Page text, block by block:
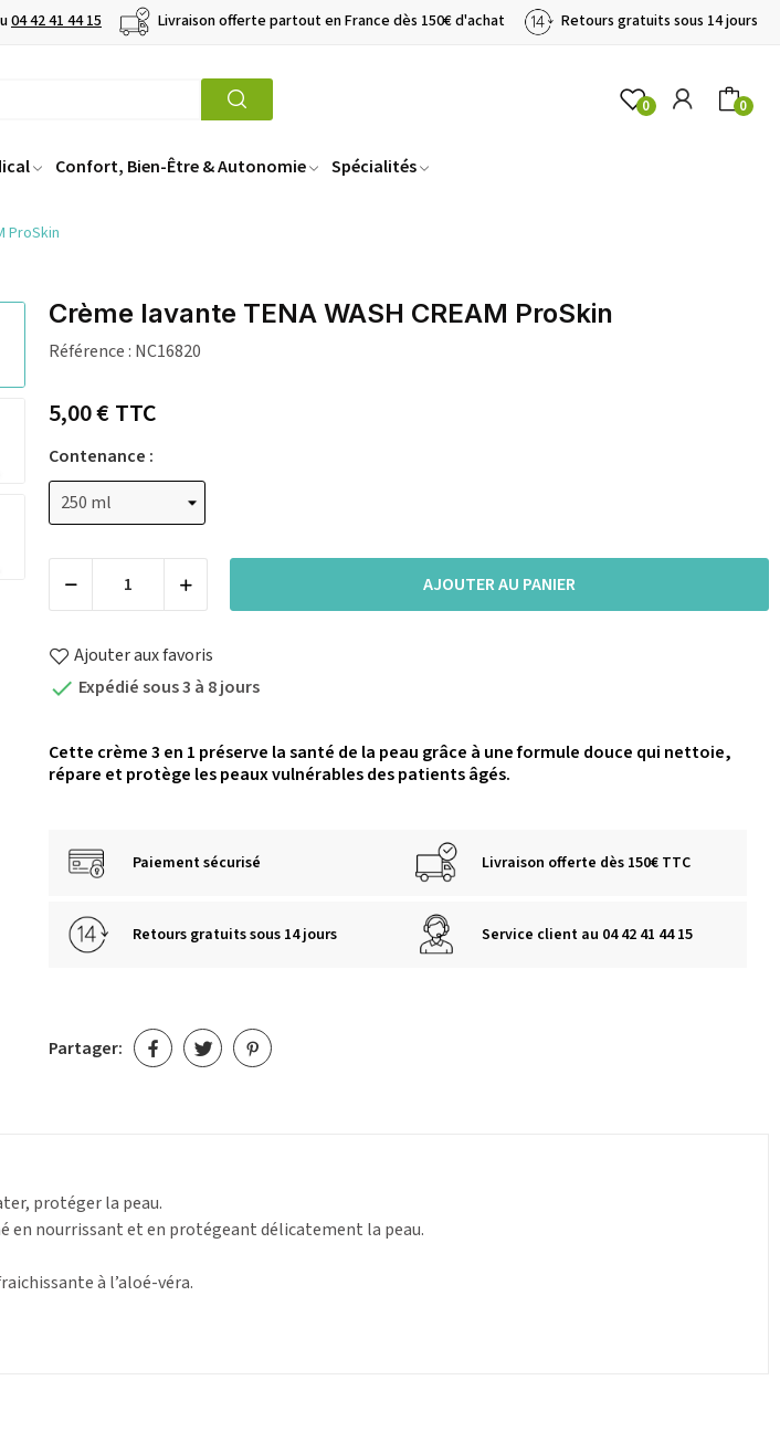
04 42 41 44 15 Livraison offerte partout en France dès 150€ d'achat Retours gratuits sous 14 jours
0 0
Confort, Bien-Être & Autonomie Spécialités
ProSkin
Crème lavante TENA WASH CREAM ProSkin
Référence : NC16820
5,00 €TTC
Contenance :
AJOUTER AU PANIER
Ajouter aux favoris
 Expédié sous 3 à 8 jours
Cette crème 3 en 1 préserve la santé de la peau grâce à une formule douce qui nettoie,
répare et protège les peaux vulnérables des patients âgés.
Paiement sécurisé Livraison offerte dès 150€ TTC
Retours gratuits sous 14 jours Service client au 04 42 41 44 15
Partager:
protéger la peau.
en nourrissant et en protégeant délicatement la peau.
à l’aloé-véra.